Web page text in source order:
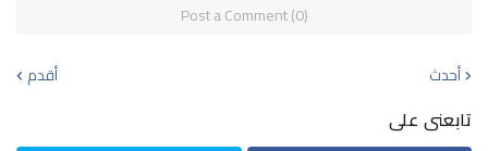
Post a Comment (0)
أحدث أقدم
تابعنى على